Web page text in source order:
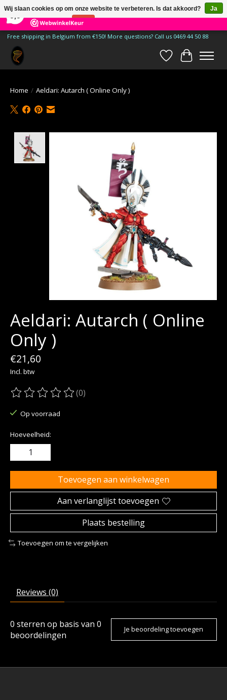
185 Reviews ×
Free shipping in Belgium from €150! More questions? Call us 0469 44 50 88
Verlanglijst
Home / Aeldari: Autarch ( Online Only )
Aeldari: Autarch ( Online
Only )
€21,60
Incl. btw
De beoordeling van dit product is
(0)
Op voorraad
Hoeveelheid:
Toevoegen aan winkelwagen
Aan verlanglijst toevoegen
Plaats bestelling
Toevoegen om te vergelijken
Reviews (0)
0 sterren op basis van 0
beoordelingen
Je beoordeling toevoegen
Wij slaan cookies op om onze website te verbeteren. Is dat akkoord?
Ja
Nee